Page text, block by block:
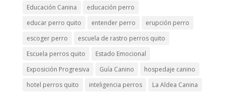
Educación Canina
educación perro
educar perro quito
entender perro
erupción perro
escoger perro
escuela de rastro perros quito
Escuela perros quito
Estado Emocional
Exposición Progresiva
Guía Canino
hospedaje canino
hotel perros quito
inteligencia perros
La Aldea Canina